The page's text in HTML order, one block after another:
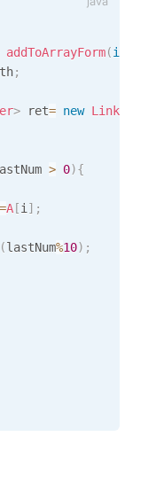
addToArrayForm(int
;
> ret= new
> 0){
A [i ] ;
(lastNum%10) ;